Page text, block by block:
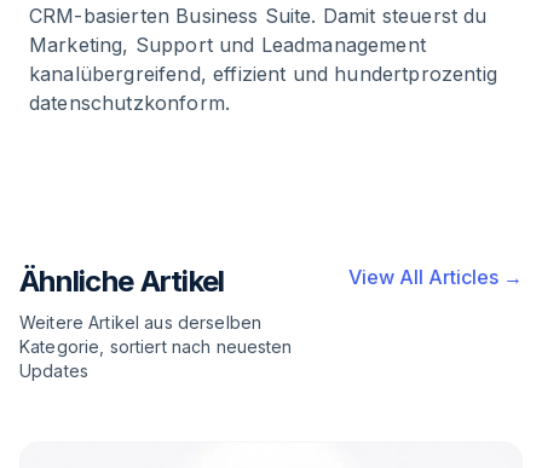
CRM-basierten Business Suite. Damit steuerst du
Marketing, Support und Leadmanagement
kanalübergreifend, effizient und hundertprozentig
datenschutzkonform.
Ähnliche Artikel
Weitere Artikel aus derselben
Kategorie, sortiert nach neuesten
Updates
View All Articles →